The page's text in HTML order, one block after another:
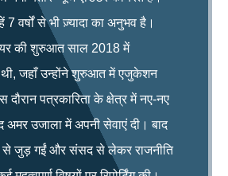
7 वर्षों से भी ज़्यादा का अनुभव है।
की शुरुआत साल 2018 में
जहाँ उन्होंने शुरुआत में एजुकेशन
पत्रकारिता के क्षेत्र में नए-नए
उजाला में अपनी सेवाएं दी। बाद
से जुड़ गईं और संसद से लेकर राजनीति